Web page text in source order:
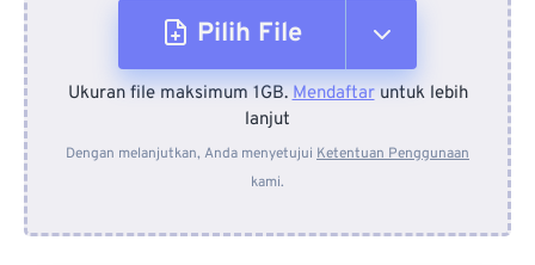
Pilih File
Dari Perangkat
Dari Dropbox
Ukuran file maksimum 1GB.Mendaftaruntuk lebih
lanjut
Dengan melanjutkan, Anda menyetujui Ketentuan Penggunaan
kami.